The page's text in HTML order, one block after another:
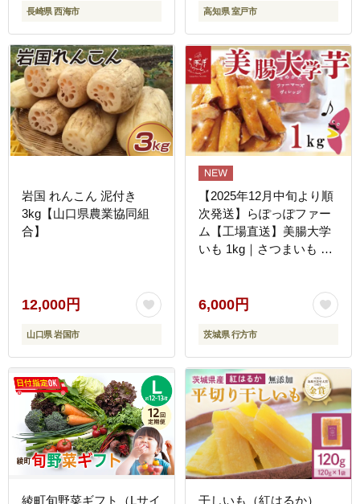
長崎県 西海市 高知県 室戸市
岩国 れんこん 泥付き
3kg【山口県農業協同組
合】
12,000円
山口県 岩国市
【2025年12月中旬より順
次発送】らぽっぽファー
ム【工場直送】美腸大学
いも 1kg｜さつまいも 大
冷凍 美腸大学芋 人気 送
料無料 茨城県 行方市 ら
ぽっぽファーム(CQ-19)
6,000円
茨城県 行方市
綾町旬野菜ギフト（Lサイ
干しいも（紅はるか）